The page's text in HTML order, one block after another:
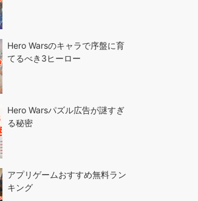
Hero Warsのキャラで序盤に育
てるべき3ヒーロー
Hero Warsパズル広告が謎すぎ
る秘密
アプリゲームおすすめ無料ラン
キング